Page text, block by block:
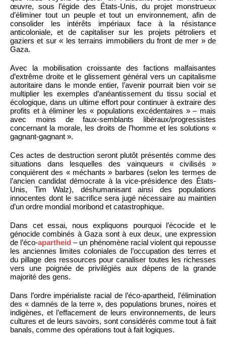
œuvre, sous l’égide des États-Unis, du projet monstrueux
d’éliminer tout un peuple et tout un environnement, afin de
consolider les intérêts impériaux face à la résistance
anticoloniale, et de capitaliser sur les projets pétroliers et
gaziers et sur « les terrains immobiliers du front de mer » de
Gaza.
Avec la mobilisation croissante des factions malfaisantes
d’extrême droite et le glissement général vers un capitalisme
autoritaire dans le monde entier, l’avenir pourrait bien voir se
multiplier les exemples d’anéantissement du tissu social et
écologique, dans un ultime effort pour continuer à extraire des
profits et à éliminer les « populations excédentaires » – mais
avec moins de faux-semblants libéraux/progressistes
concernant la morale, les droits de l’homme et les solutions «
gagnant-gagnant ».
Ces actes de destruction seront plutôt présentés comme des
situations dans lesquelles des vainqueurs « civilisés »
conquièrent des « méchants » barbares (selon les termes de
l’ancien candidat démocrate à la vice-présidence des États-
Unis, Tim Walz), déshumanisant ainsi des populations
innocentes dont le sacrifice sera jugé nécessaire au maintien
d’un ordre mondial moribond et catastrophique.
Dans cet essai, nous expliquons pourquoi l’écocide et le
génocide combinés à Gaza sont à eux deux, une expression
de l’éco-apartheid – un phénomène racial violent qui repousse
les anciennes limites coloniales de l’occupation des terres et
du pillage des ressources pour canaliser toutes les richesses
vers une poignée de privilégiés aux dépens de la grande
majorité des gens.
Dans l’ordre impérialiste racial de l’éco-apartheid, l’élimination
des « damnés de la terre », des populations brunes, noires et
indigènes, et l’effacement de leurs environnements, de leurs
cultures et de leurs savoirs, sont considérés comme tout à fait
banals, comme des opérations tout à fait logiques.